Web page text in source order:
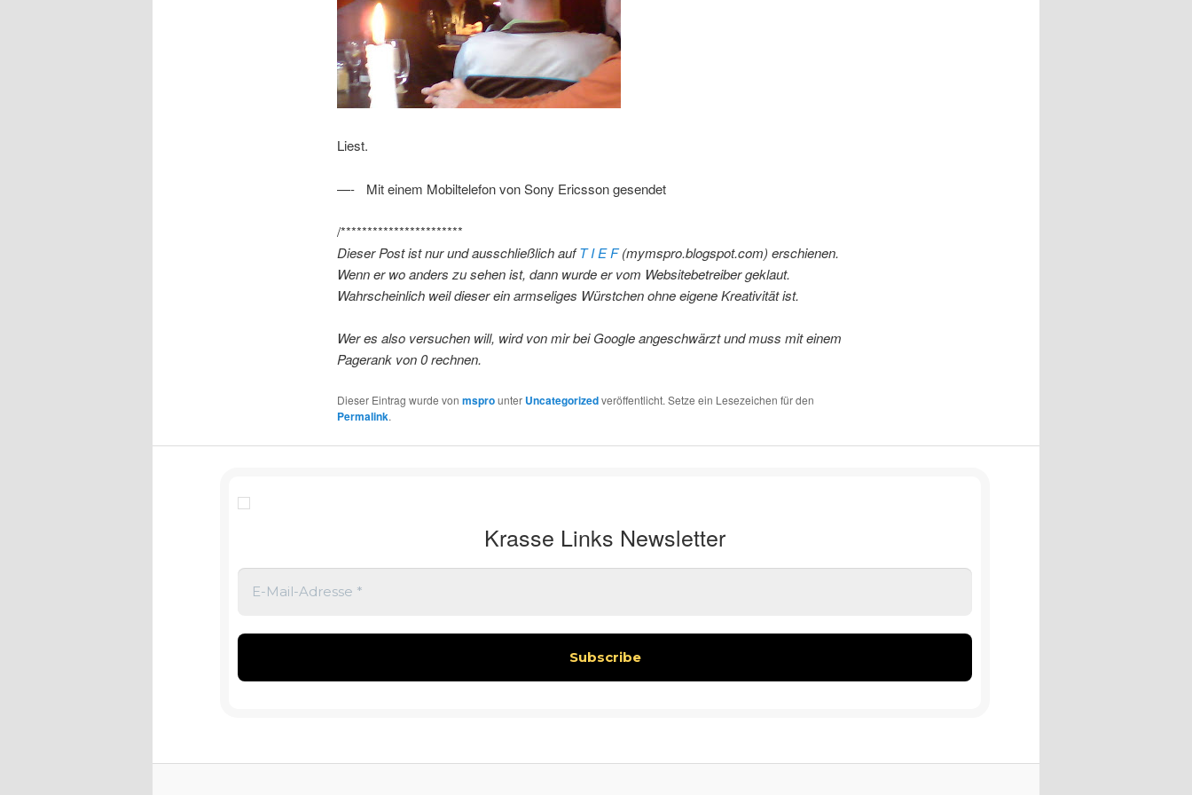
Liest.
—- Mit einem Mobiltelefon von Sony Ericsson gesendet
/***********************
Dieser Post ist nur und ausschließlich aufT I E F(mymspro.blogspot.com) erschienen.
Wenn er wo anders zu sehen ist, dann wurde er vom Websitebetreiber geklaut.
Wahrscheinlich weil dieser ein armseliges Würstchen ohne eigene Kreativität ist.
Wer es also versuchen will, wird von mir bei Google angeschwärzt und muss mit einem
Pagerank von 0 rechnen.
Dieser Eintrag wurde von msprounter Uncategorizedveröffentlicht. Setze ein Lesezeichen für den
Permalink.
Krasse Links Newsletter